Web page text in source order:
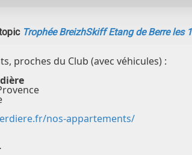
Trophée BreizhSkiff Etang de Berre les
proches du Club (avec véhicules) :
nos-appartements/